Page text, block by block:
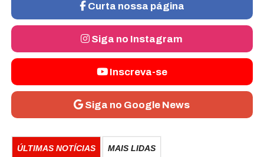
Curta nossa página
Siga no Instagram
Inscreva-se
Siga no Google News
ÚLTIMAS NOTÍCIAS MAIS LIDAS